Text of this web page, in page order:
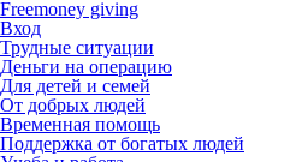
Freemoney giving
Вход
Трудные ситуации
Деньги на операцию
Для детей и семей
От добрых людей
Временная помощь
Поддержка от богатых людей